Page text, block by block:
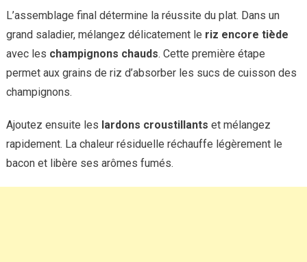
L’assemblage final détermine la réussite du plat. Dans un
grand saladier, mélangez délicatement le riz encore tiède
avec les champignons chauds. Cette première étape
permet aux grains de riz d’absorber les sucs de cuisson des
champignons.
Ajoutez ensuite les lardons croustillants et mélangez
rapidement. La chaleur résiduelle réchauffe légèrement le
bacon et libère ses arômes fumés.